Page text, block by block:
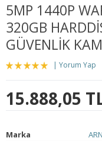
5MP 1440P
320GB
GÜVENLIK
Yorum Yap
15.888,05
Marka